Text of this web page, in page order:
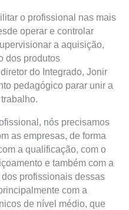
o profissional nas mais
operar e controlar
a aquisição,
dos produtos
do Integrado, Jonir
pedagógico parar unir a
nós precisamos
as empresas, de forma
a qualificação, com o
e também com a
profissionais dessas
com a
de nível médio, que